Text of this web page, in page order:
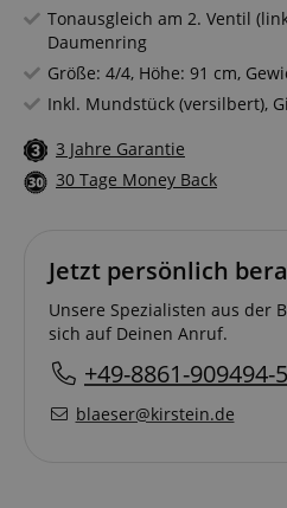
Tonausgleich am 2. Ventil
Daumenring
Größe: 4/4, Höhe: 91 cm,
Inkl. Mundstück (versilbert),
3 Jahre Garantie
30 Tage Money Back
Jetzt persönlich
Unsere Spezialisten aus der
sich auf Deinen Anruf.
+49-8861-909494-5
blaeser@kirstein.de